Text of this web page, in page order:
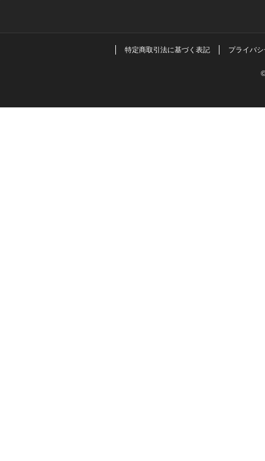
特定商取引法に基づく表記 プライバ